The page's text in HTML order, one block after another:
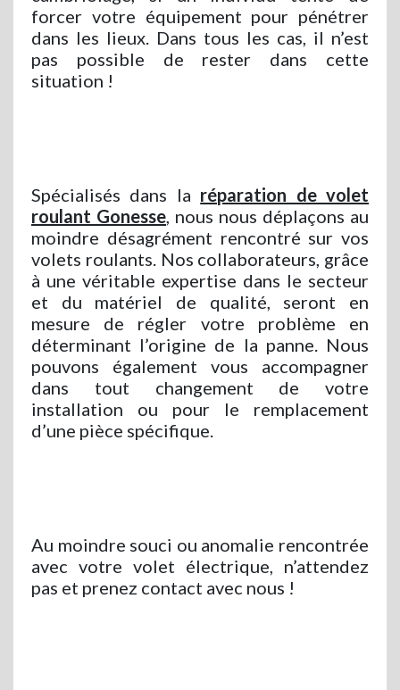
forcer votre équipement pour pénétrer
dans les lieux. Dans tous les cas, il n’est
pas possible de rester dans cette
situation !
Spécialisés dans la réparation de volet
roulant Gonesse, nous nous déplaçons au
moindre désagrément rencontré sur vos
volets roulants. Nos collaborateurs, grâce
à une véritable expertise dans le secteur
et du matériel de qualité, seront en
mesure de régler votre problème en
déterminant l’origine de la panne. Nous
pouvons également vous accompagner
dans tout changement de votre
installation ou pour le remplacement
d’une pièce spécifique.
Au moindre souci ou anomalie rencontrée
avec votre volet électrique, n’attendez
pas et prenez contact avec nous !